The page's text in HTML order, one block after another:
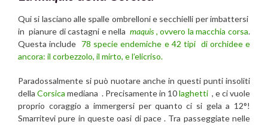
Qui si lasciano alle spalle ombrelloni e secchielli per imbattersi
in pianure di castagni e nellamaquis, ovvero la macchia corsa.
Questa include 78 specie endemiche e 42 tipi di orchidee e
ancora: il corbezzolo, il mirto, e l’elicriso.
Paradossalmente si può nuotare anche in questi punti insoliti
della Corsica mediana . Precisamente in 10laghetti , e ci vuole
proprio coraggio a immergersi per quanto ci si gela a 12°!
Smarritevi pure in queste oasi di pace . Tra passeggiate nelle